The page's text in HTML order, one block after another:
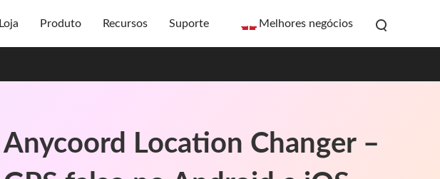
Loja Produto Recursos Suporte Melhores negócios
Anycoord Location Changer –